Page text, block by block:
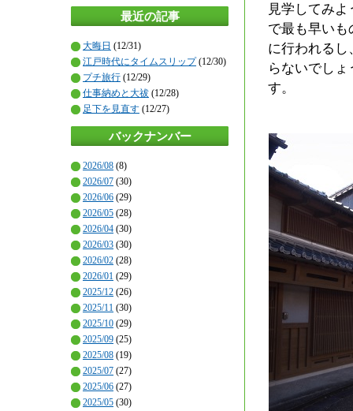
最近の記事
大晦日 (12/31)
江戸時代にタイムスリップ(12/30)
プチ旅行 (12/29)
仕事納めと大祓 (12/28)
足下を見直す (12/27)
バックナンバー
2026/08 (8)
2026/07 (30)
2026/06 (29)
2026/05 (28)
2026/04 (30)
2026/03 (30)
2026/02 (28)
2026/01 (29)
2025/12 (26)
2025/11 (30)
2025/10 (29)
2025/09 (25)
2025/08 (19)
2025/07 (27)
2025/06 (27)
2025/05 (30)
見学してみ
で最も早い
に行われる
らないでし
す。